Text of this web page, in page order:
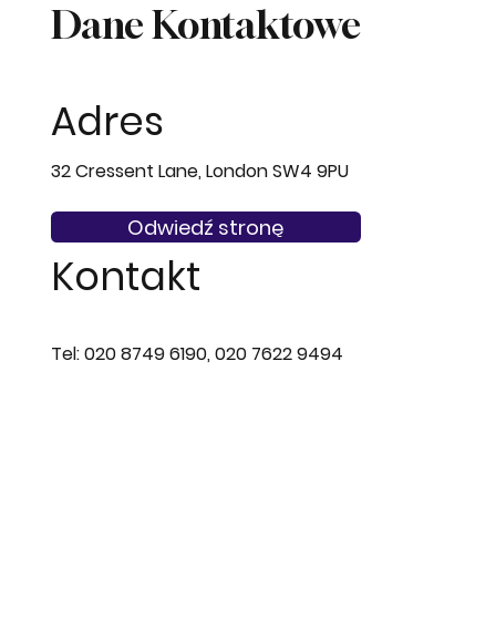
Dane Kontaktowe
Adres
32 Cressent Lane, London SW4 9PU
Kontakt
Tel: 020 8749 6190, 020 7622 9494
Odwiedź stronę